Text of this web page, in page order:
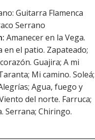
Guitarra Flamenca
Serrano
Amanecer en la Vega.
en el patio. Zapateado;
Guajira; A mi
Mi camino. Soleá;
Agua, fuego y
del norte. Farruca;
Serrana; Chiringo.